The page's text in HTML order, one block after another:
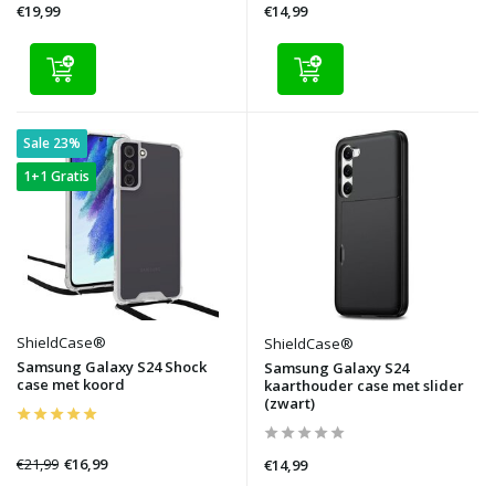
€19,99 €14,99
Sale 23%
1+1 Gratis
ShieldCase®
Samsung Galaxy S24 Shock
case met koord
€21,99 €16,99
ShieldCase®
Samsung Galaxy S24
kaarthouder case met slider
(zwart)
€14,99